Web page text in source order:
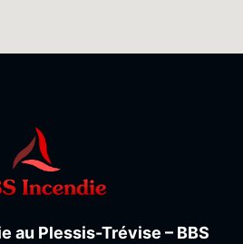
au Plessis-Trévise – BBS